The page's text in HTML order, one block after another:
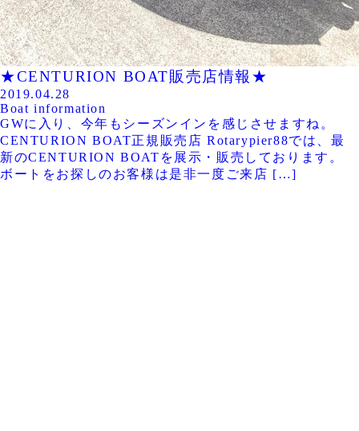
★CENTURION BOAT販売店情報★
2019.04.28
Boat information
GWに入り、今年もシーズンインを感じさせますね。
CENTURION BOAT正規販売店 Rotarypier88では、最
新のCENTURION BOATを展示・販売しております。
ボートをお探しのお客様は是非一度ご来店 […]